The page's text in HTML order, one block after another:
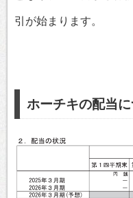
引が始まります。
ホーチキの配当